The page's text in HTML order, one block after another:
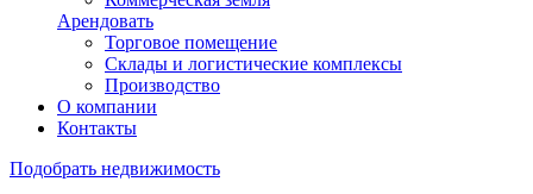
Арендовать
Торговое помещение
Склады и логистические комплексы
Производство
О компании
Контакты
Подобрать недвижимость